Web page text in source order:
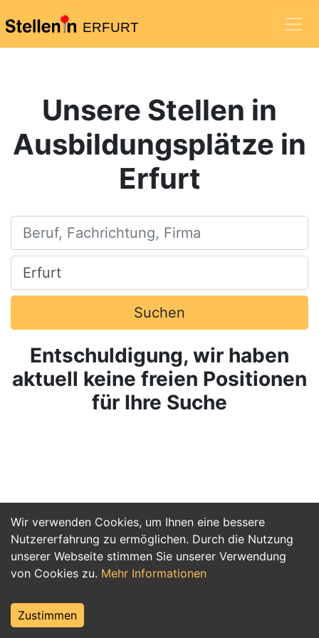
ERFURT
Wir verwenden Cookies, um Ihnen eine bessere
Nutzererfahrung zu ermöglichen. Durch die Nutzung
unserer Webseite stimmen Sie unserer Verwendung
von Cookies zu. Mehr Informationen
Zustimmen
Unsere Stellen in
Ausbildungsplätze in
Erfurt
Beruf, Fachrichtung, Firma
Ort, Stadt
Suchen
Entschuldigung, wir haben
aktuell keine freien Positionen
für Ihre Suche